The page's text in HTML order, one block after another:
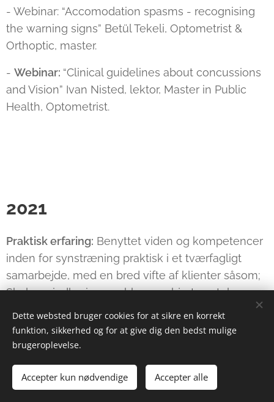
- Webinar: “Accomodation spasms - recognising
the warning signs” Betül Tekeli, Optometrist &
Orthoptic, master.
- Webinar: “Clinical guidelines about concussions
and Vision” Ivan Nisted, lektor, Master in Public
Health, Optometrist.
2021
Praktisk erfaring: Benyttet viden og kompetencer
inden for synstræning praktisk i et tværfagligt
samarbejde, med en bred vifte af klienter såsom;
Skelen-, indlæringsproblemer-, hjerterystelses-
og stressklienter.
Dansk Optometri og Kontaktlinse
konference 2021:
- Myopi hos for tidligt fødte børn. Hajer Ahmad,
Dette websted bruger cookies for at sikre en korrekt
funktion, sikkerhed og for at give dig den bedst mulige
brugeroplevelse.
Accepter kun nødvendige Accepter alle